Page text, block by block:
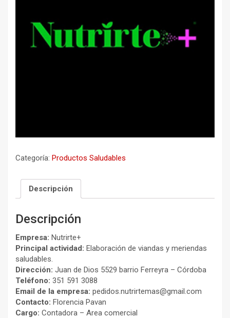
Categoría: Productos Saludables
Descripción
Descripción
Empresa: Nutrirte+
Principal actividad: Elaboración de viandas y meriendas
saludables.
Dirección: Juan de Dios 5529 barrio Ferreyra – Córdoba
Teléfono: 351 591 3088
Email de la empresa: pedidos.nutrirtemas@gmail.com
Contacto: Florencia Pavan
Cargo: Contadora – Area comercial